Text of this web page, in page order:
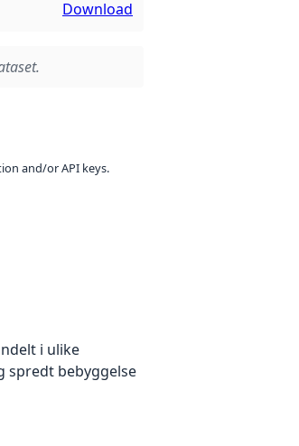
Download
and/or API keys.
i ulike
spredt bebyggelse